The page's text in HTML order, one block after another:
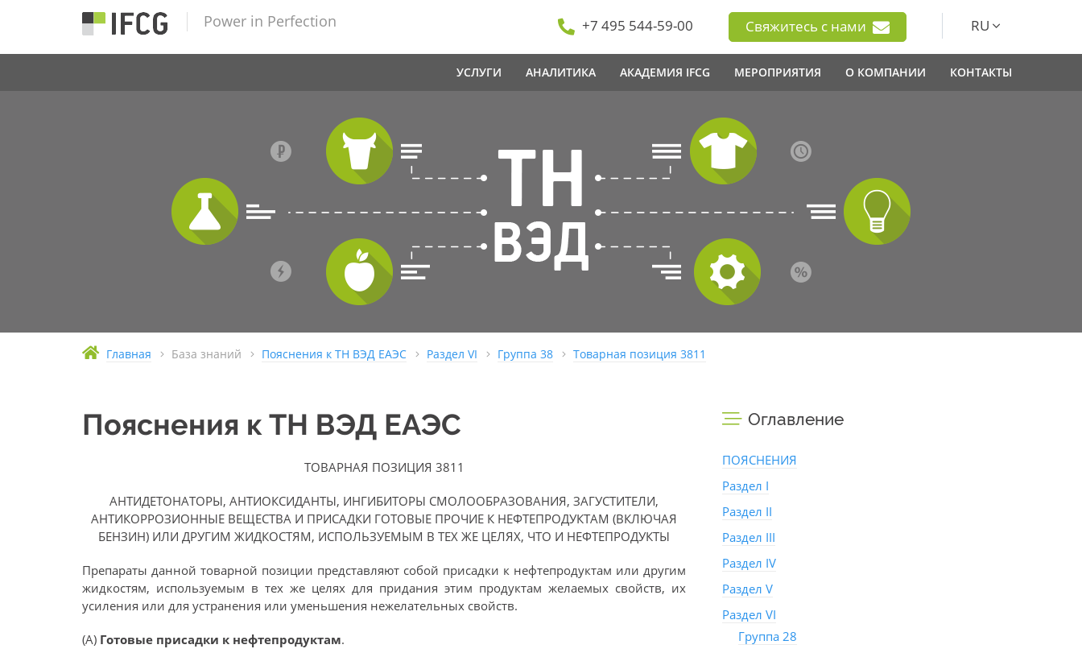
Power in Perfection +7 495 544-59-00 Свяжитесь с нами RU
УСЛУГИ АНАЛИТИКА АКАДЕМИЯ IFCG МЕРОПРИЯТИЯ О КОМПАНИИ КОНТАКТЫ
Главная База знаний Пояснения к ТН ВЭД ЕАЭС Раздел VI Группа 38 Товарная позиция 3811
Пояснения к ТН ВЭД ЕАЭС
ТОВАРНАЯ ПОЗИЦИЯ 3811
АНТИДЕТОНАТОРЫ, АНТИОКСИДАНТЫ, ИНГИБИТОРЫ СМОЛООБРАЗОВАНИЯ, ЗАГУСТИТЕЛИ,
АНТИКОРРОЗИОННЫЕ ВЕЩЕСТВА И ПРИСАДКИ ГОТОВЫЕ ПРОЧИЕ К НЕФТЕПРОДУКТАМ (ВКЛЮЧАЯ
БЕНЗИН) ИЛИ ДРУГИМ ЖИДКОСТЯМ, ИСПОЛЬЗУЕМЫМ В ТЕХ ЖЕ ЦЕЛЯХ, ЧТО И НЕФТЕПРОДУКТЫ
Препараты данной товарной позиции представляют собой присадки к нефтепродуктам или другим
жидкостям, используемым в тех же целях для придания этим продуктам желаемых свойств, их
усиления или для устранения или уменьшения нежелательных свойств.
(А) Готовые присадки к нефтепродуктам.
Оглавление
ПОЯСНЕНИЯ
Раздел I
Раздел II
Раздел III
Раздел IV
Раздел V
Раздел VI
Группа 28